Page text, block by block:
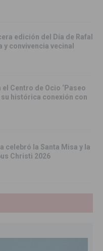
edición del Día de Rafal
convivencia vecinal
Centro de Ocio ‘Paseo
su histórica conexión con
celebró la Santa Misa y la
Christi 2026